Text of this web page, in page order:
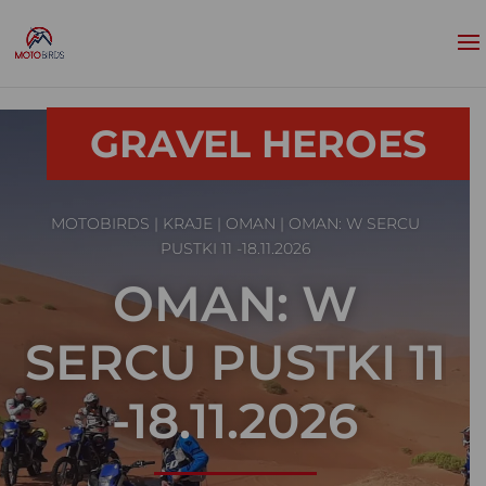
GRAVEL HEROES
MOTOBIRDS | KRAJE| OMAN | OMAN: W SERCU
PUSTKI 11 -18.11.2026
OMAN: W
SERCU PUSTKI 11
-18.11.2026